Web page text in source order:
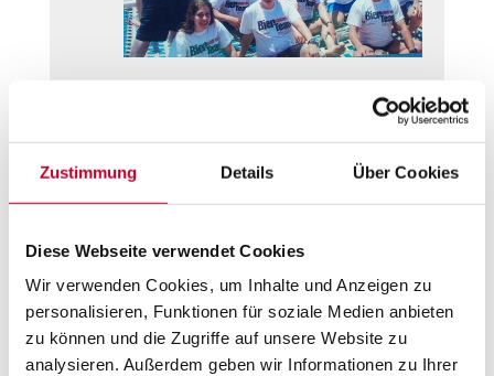
Zustimmung Details Über Cookies
Diese Webseite verwendet Cookies
Wir verwenden Cookies, um Inhalte und Anzeigen zu
personalisieren, Funktionen für soziale Medien anbieten
zu können und die Zugriffe auf unsere Website zu
analysieren. Außerdem geben wir Informationen zu Ihrer
 2016: 20-jähriges Jubiläum auf
Mallorca